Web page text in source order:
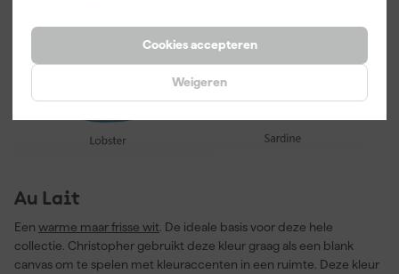
Cookies accepteren
Weigeren
Au Lait
Een warme maar frisse wit. De ideale basis voor deze hele
collectie. Christopher gebruikt deze kleur graag als een blank
canvas om te spelen met kleuraccenten in een ruimte. Deze kleur